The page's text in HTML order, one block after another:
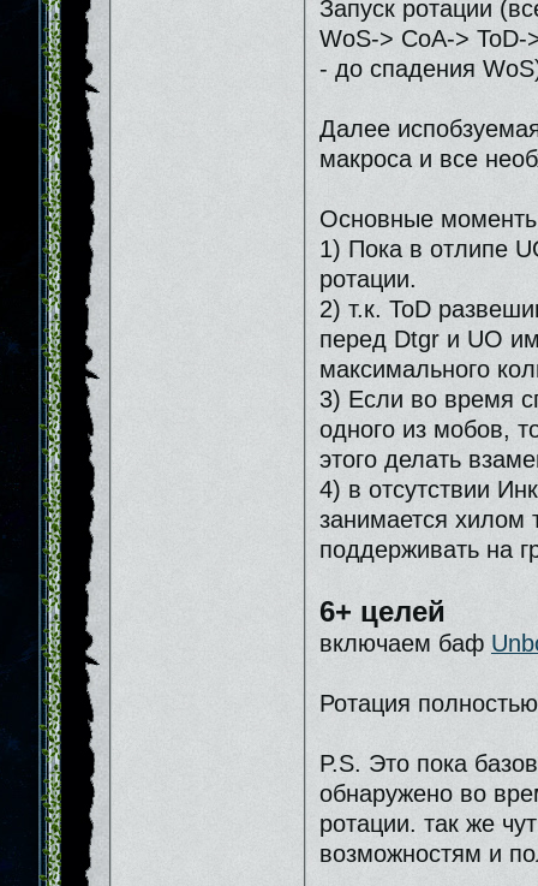
Запуск ротации
WoS-> CoA-> ToD-
- до спадения
Далее
макроса и все
Основные
1) Пока в отлипе
ротации.
2) т.к. ToD
перед Dtgr и UO
максимального
3) Если во время
одного из мобов,
этого делать
4) в отсутствии
занимается хилом
поддерживать на
6+ целей
включаем баф
Ротация
P.S. Это пока
обнаружено во
ротации. так же
возможностям и